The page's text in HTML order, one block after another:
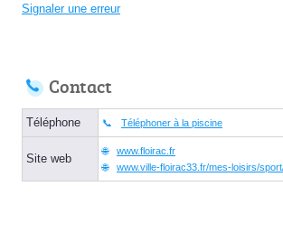
Signaler une erreur
Contact
Téléphone Téléphoner à la piscine
Site web
www.floirac.fr
www.ville-floirac33.fr/mes-loisirs/